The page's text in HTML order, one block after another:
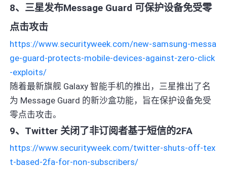
8、三星发布Message Guard 可保护设备免受零
点击攻击
https://www.securityweek.com/new-samsung-messa
ge-guard-protects-mobile-devices-against-zero-click
-exploits/
随着最新旗舰 Galaxy 智能手机的推出，三星推出了名
为 Message Guard 的新沙盒功能，旨在保护设备免受
零点击攻击。
9、Twitter 关闭了非订阅者基于短信的2FA
https://www.securityweek.com/twitter-shuts-off-tex
t-based-2fa-for-non-subscribers/